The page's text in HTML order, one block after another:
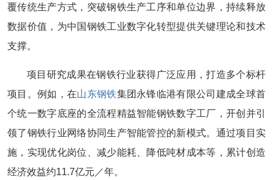
覆传统生产方式，突破钢铁生产工序和单位边界，持续释放
数据价值，为中国钢铁工业数字化转型提供关键理论和技术
支撑。
项目研究成果在钢铁行业获得广泛应用，打造多个标杆
项目。例如，在山东钢铁集团永锋临港有限公司建成全球首
个统一数字底座的全流程精益智能钢铁数字工厂，开创并引
领了钢铁行业网络协同生产智能管控的新模式。通过项目实
施，实现优化岗位、减少能耗、降低吨材成本等，累计创造
经济效益约11.7亿元／年。